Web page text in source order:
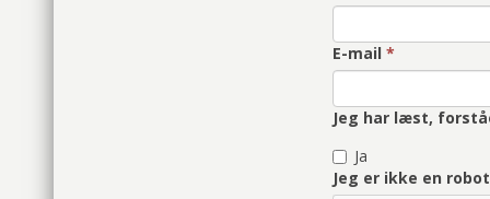
E-mail *
Jeg har læst,
Ja
Jeg er ikke en